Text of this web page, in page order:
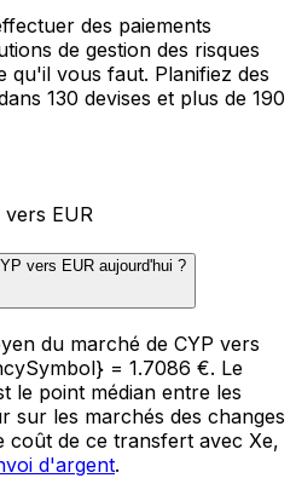
des paiements
de gestion des risques
qu'il vous faut. Planifiez des
130 devises et plus de 190
vers EUR
vers EUR aujourd'hui ?
du marché de CYP vers
= 1.7086 €. Le
le point médian entre les
sur les marchés des changes
coût de ce transfert avec Xe,
d'argent.